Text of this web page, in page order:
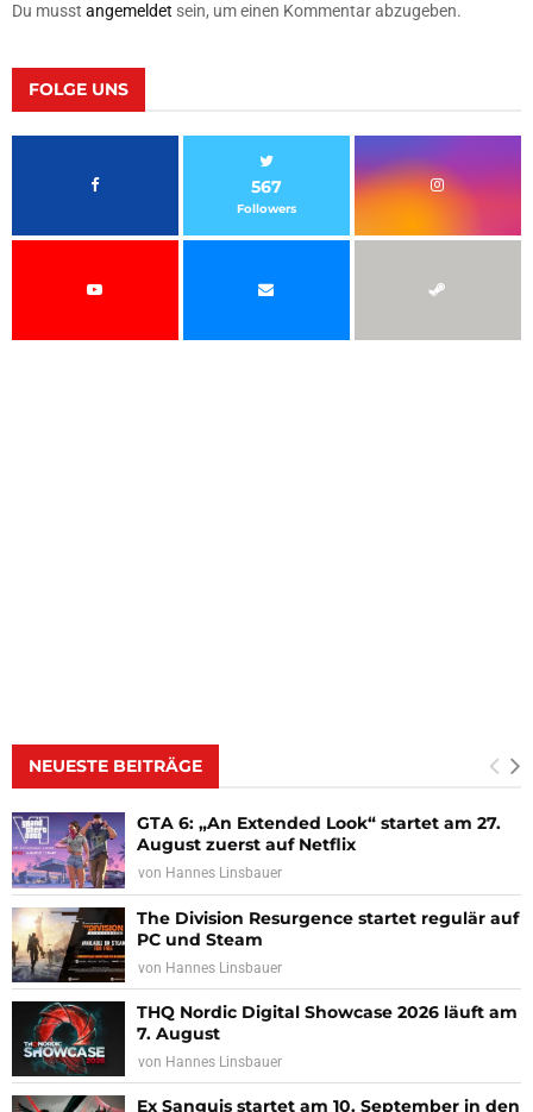
Du musst angemeldet sein, um einen Kommentar abzugeben.
FOLGE UNS
567
Followers
NEUESTE BEITRÄGE
GTA 6: „An Extended Look“ startet am 27.
August zuerst auf Netflix
von Hannes Linsbauer
The Division Resurgence startet regulär auf
PC und Steam
von Hannes Linsbauer
THQ Nordic Digital Showcase 2026 läuft am
7. August
von Hannes Linsbauer
Ex Sanguis startet am 10. September in den